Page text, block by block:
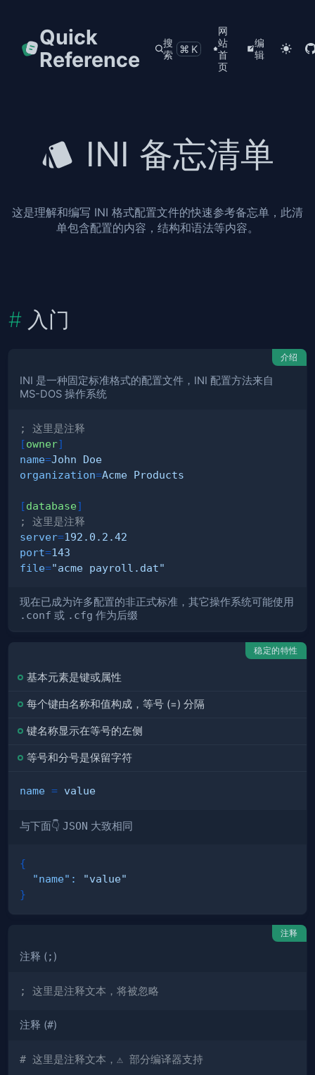
Quick
Reference
搜
索
⌘K
网
站
首
页
编
辑
INI 备忘清单
这是理解和编写 INI 格式配置文件的快速参考备忘单，此清
单包含配置的内容，结构和语法等内容。
入门
介绍
INI 是一种固定标准格式的配置文件，INI 配置方法来自
MS-DOS 操作系统
; 这里是注释
[owner]
name=John Doe
organization=Acme Products
[database]
; 这里是注释
server=192.0.2.42
port=143
file="acme payroll.dat"
现在已成为许多配置的非正式标准，其它操作系统可能使用
.conf 或 .cfg 作为后缀
稳定的特性
基本元素是键或属性
每个键由名称和值构成，等号 (=) 分隔
键名称显示在等号的左侧
等号和分号是保留字符
name = value
与下面👇 JSON 大致相同
{
"name" :
"value"
}
注释
注释 (; )
; 这里是注释文本，将被忽略
注释 (#)
# 这里是注释文本，⚠️ 部分编译器支持